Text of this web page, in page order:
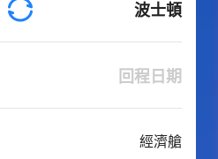
波士頓
回程日期
經濟艙